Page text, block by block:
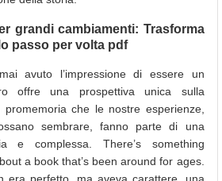
grandi cambiamenti: Trasforma
passo per volta pdf
avuto l’impressione di essere un
offre una prospettiva unica sulla
che le nostre esperienze,
sembrare, fanno parte di una
e complessa. There’s something
a book that’s been around for ages.